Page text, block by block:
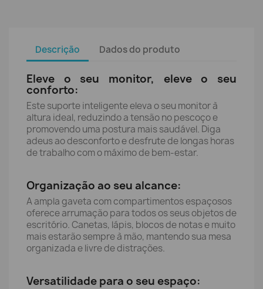
Descrição Dados do produto
Eleve o seu monitor, eleve o seu
conforto:
Este suporte inteligente eleva o seu monitor à
altura ideal, reduzindo a tensão no pescoço e
promovendo uma postura mais saudável. Diga
adeus ao desconforto e desfrute de longas horas
de trabalho com o máximo de bem-estar.
Organização ao seu alcance:
A ampla gaveta com compartimentos espaçosos
oferece arrumação para todos os seus objetos de
escritório. Canetas, lápis, blocos de notas e muito
mais estarão sempre à mão, mantendo sua mesa
organizada e livre de distrações.
Versatilidade para o seu espaço: